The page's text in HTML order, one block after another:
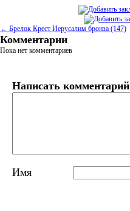
← Брелок Крест Иерусалим бронза (147)
Комментарии
Пока нет комментариев
Написать комментарий
Имя